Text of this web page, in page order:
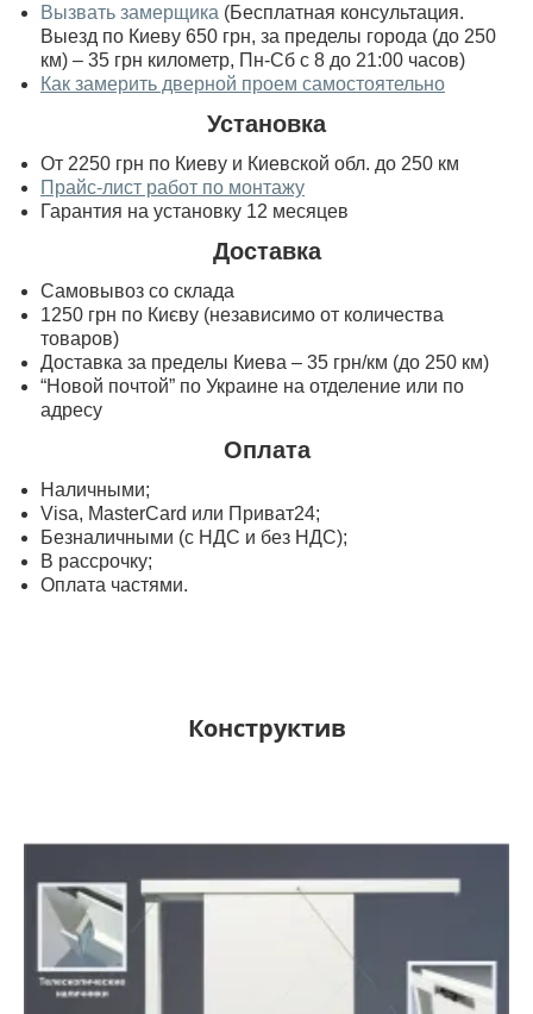
Вызвать замерщика (Бесплатная консультация.
Выезд по Киеву 650 грн, за пределы города (до 250
км) – 35 грн километр, Пн-Сб с 8 до 21:00 часов)
Как замерить дверной проем самостоятельно
Установка
От 2250 грн по Киеву и Киевской обл. до 250 км
Прайс-лист работ по монтажу
Гарантия на установку 12 месяцев
Доставка
Самовывоз со склада
1250 грн по Києву (независимо от количества
товаров)
Доставка за пределы Киева – 35 грн/км (до 250 км)
“Новой почтой” по Украине на отделение или по
адресу
Оплата
Наличными;
Visa, MasterСard или Приват24;
Безналичными (с НДС и без НДС);
В рассрочку;
Оплата частями.
Конструктив